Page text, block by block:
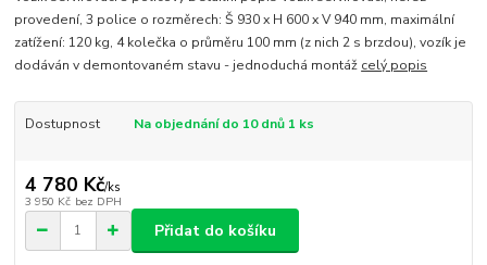
provedení, 3 police o rozměrech: Š 930 x H 600 x V 940 mm, maximální
zatížení: 120 kg, 4 kolečka o průměru 100 mm (z nich 2 s brzdou), vozík je
dodáván v demontovaném stavu - jednoduchá montáž celý popis
Dostupnost Na objednání do 10 dnů 1 ks
4 780 Kč/ks
3 950 Kč bez DPH
Přidat do košíku